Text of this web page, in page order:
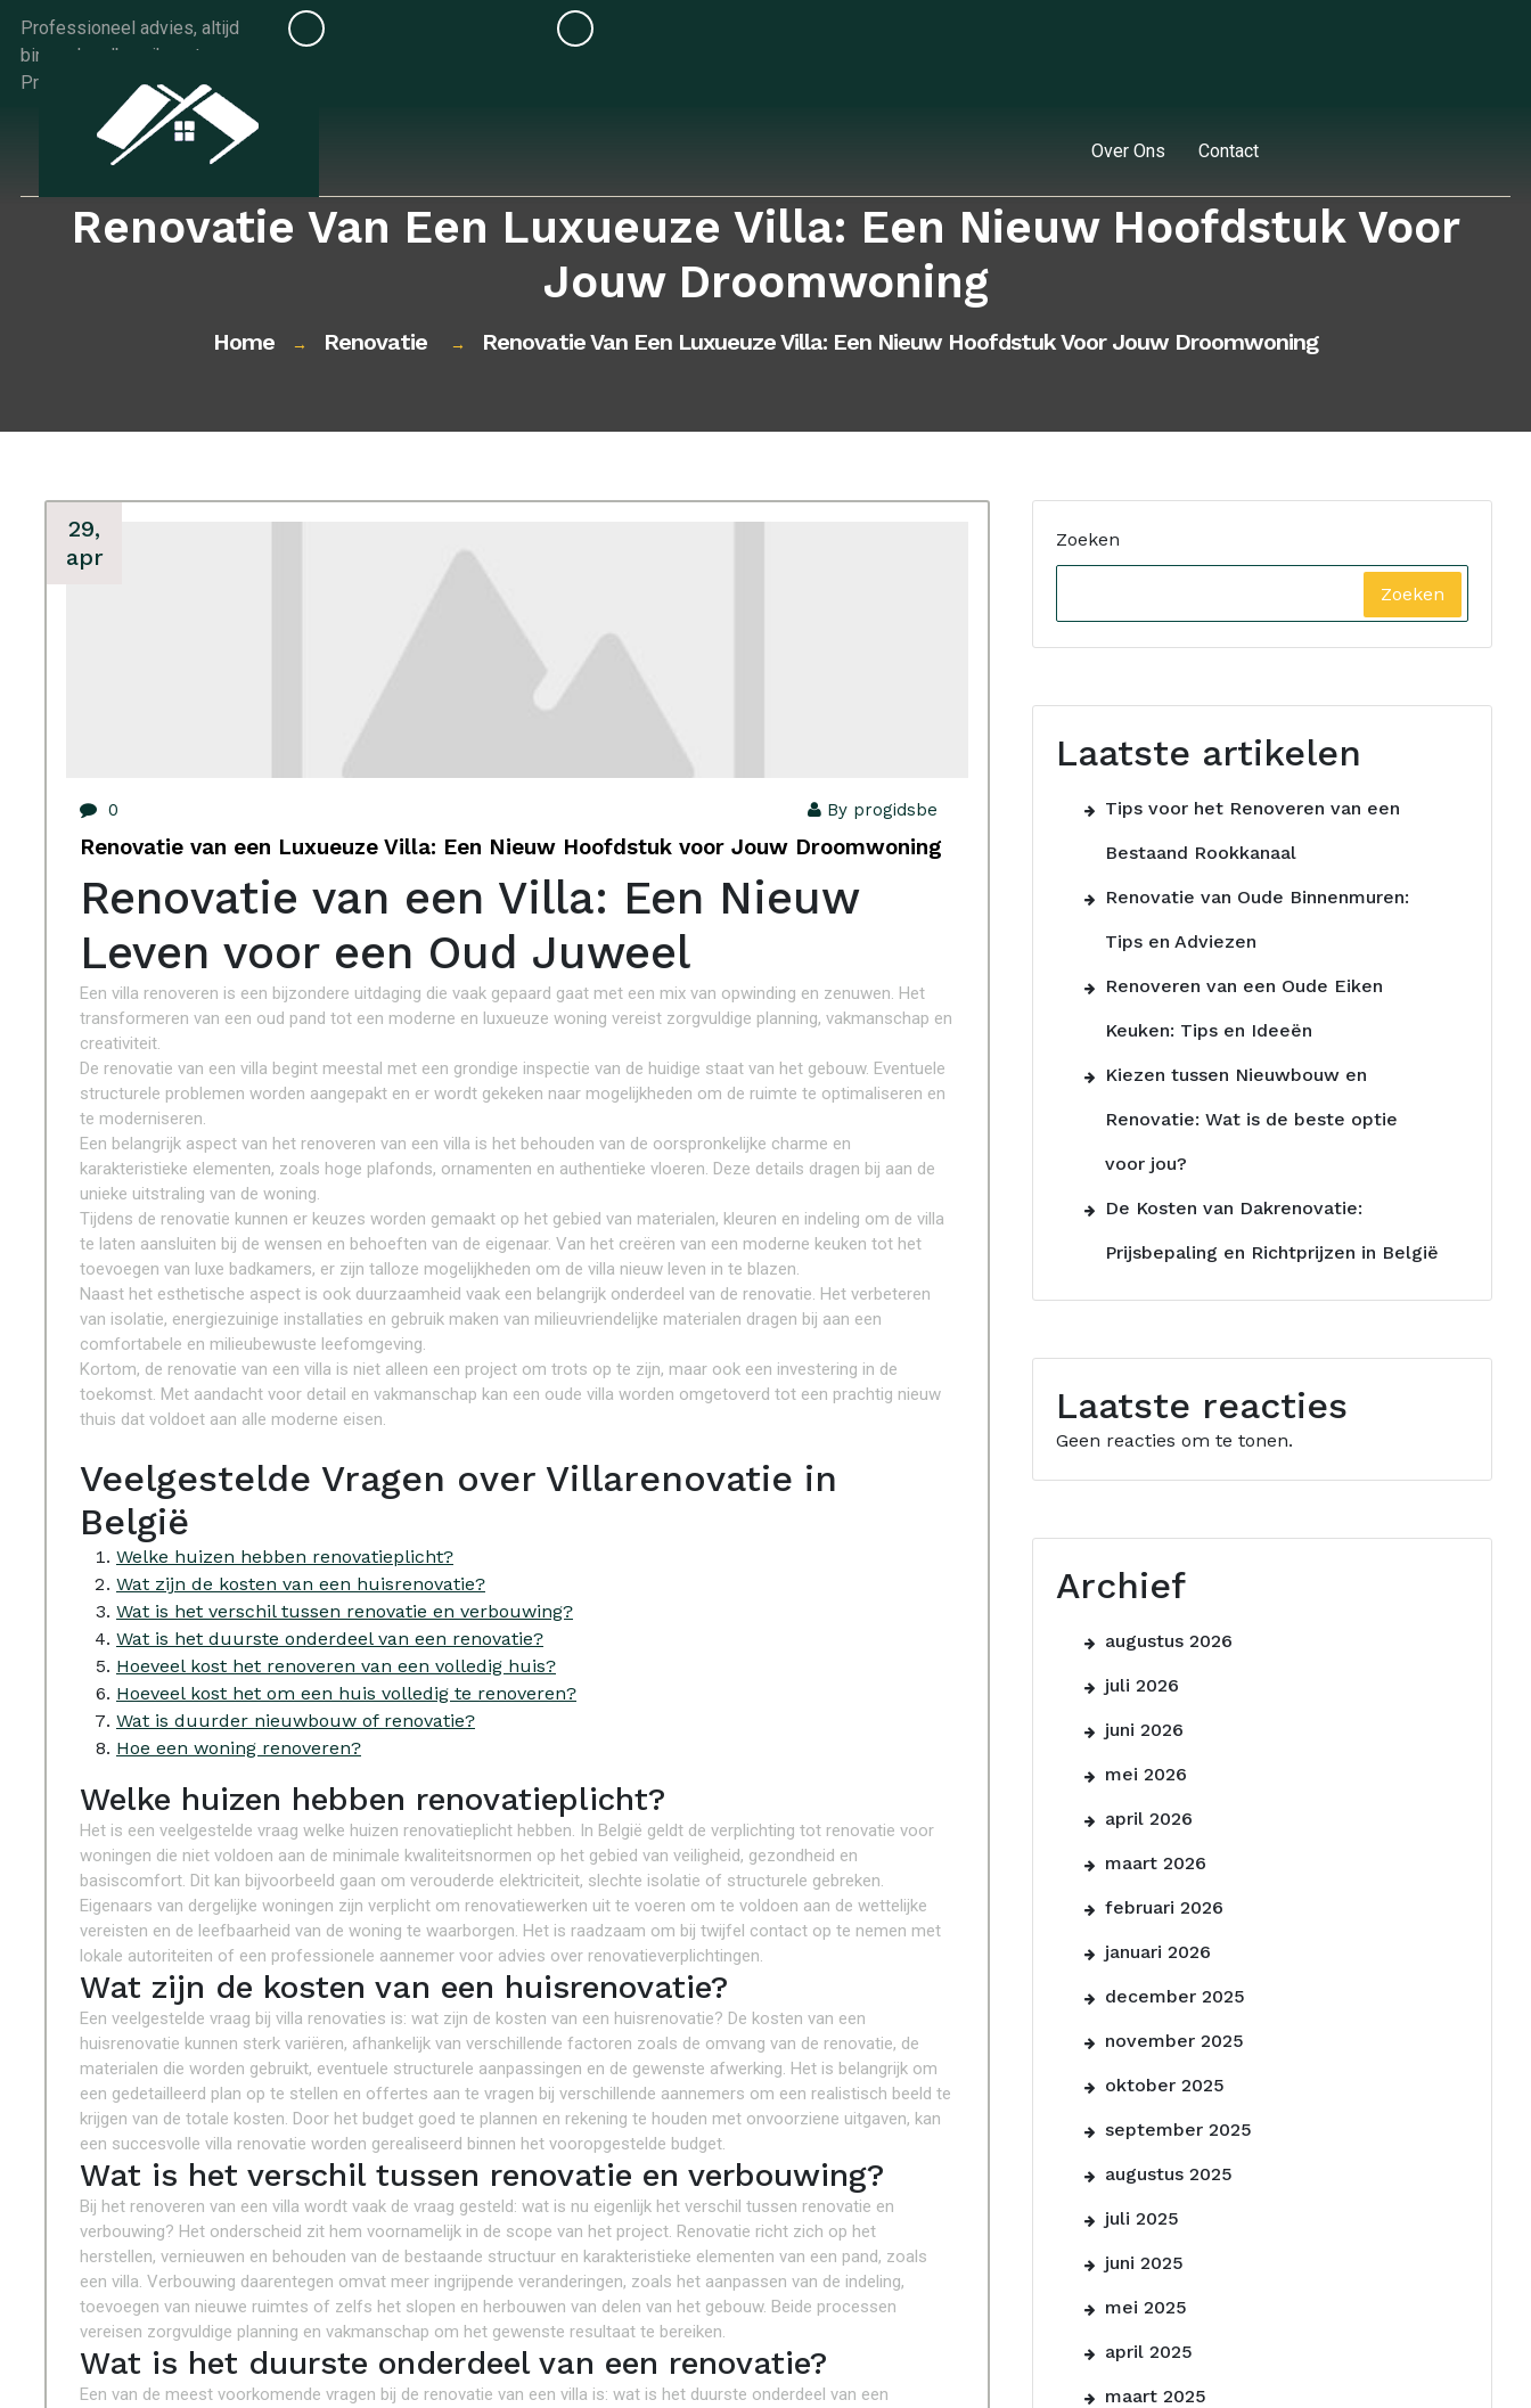
content
Professioneel advies, altijd
binnen handbereik met
Progids.be
Over Ons Contact
Renovatie Van Een Luxueuze Villa: Een Nieuw Hoofdstuk Voor
Jouw Droomwoning
Home → Renovatie → Renovatie Van Een Luxueuze Villa: Een Nieuw Hoofdstuk Voor Jouw Droomwoning
29,
apr
0 By progidsbe
Renovatie van een Luxueuze Villa: Een Nieuw Hoofdstuk voor Jouw Droomwoning
Renovatie van een Villa: Een Nieuw
Leven voor een Oud Juweel
Een villa renoveren is een bijzondere uitdaging die vaak gepaard gaat met een mix van opwinding en zenuwen. Het
transformeren van een oud pand tot een moderne en luxueuze woning vereist zorgvuldige planning, vakmanschap en
creativiteit.
De renovatie van een villa begint meestal met een grondige inspectie van de huidige staat van het gebouw. Eventuele
structurele problemen worden aangepakt en er wordt gekeken naar mogelijkheden om de ruimte te optimaliseren en
te moderniseren.
Een belangrijk aspect van het renoveren van een villa is het behouden van de oorspronkelijke charme en
karakteristieke elementen, zoals hoge plafonds, ornamenten en authentieke vloeren. Deze details dragen bij aan de
unieke uitstraling van de woning.
Tijdens de renovatie kunnen er keuzes worden gemaakt op het gebied van materialen, kleuren en indeling om de villa
te laten aansluiten bij de wensen en behoeften van de eigenaar. Van het creëren van een moderne keuken tot het
toevoegen van luxe badkamers, er zijn talloze mogelijkheden om de villa nieuw leven in te blazen.
Naast het esthetische aspect is ook duurzaamheid vaak een belangrijk onderdeel van de renovatie. Het verbeteren
van isolatie, energiezuinige installaties en gebruik maken van milieuvriendelijke materialen dragen bij aan een
comfortabele en milieubewuste leefomgeving.
Kortom, de renovatie van een villa is niet alleen een project om trots op te zijn, maar ook een investering in de
toekomst. Met aandacht voor detail en vakmanschap kan een oude villa worden omgetoverd tot een prachtig nieuw
thuis dat voldoet aan alle moderne eisen.
Veelgestelde Vragen over Villarenovatie in
België
Welke huizen hebben renovatieplicht?
Wat zijn de kosten van een huisrenovatie?
Wat is het verschil tussen renovatie en verbouwing?
Wat is het duurste onderdeel van een renovatie?
Hoeveel kost het renoveren van een volledig huis?
Hoeveel kost het om een huis volledig te renoveren?
Wat is duurder nieuwbouw of renovatie?
Hoe een woning renoveren?
Welke huizen hebben renovatieplicht?
Het is een veelgestelde vraag welke huizen renovatieplicht hebben. In België geldt de verplichting tot renovatie voor
woningen die niet voldoen aan de minimale kwaliteitsnormen op het gebied van veiligheid, gezondheid en
basiscomfort. Dit kan bijvoorbeeld gaan om verouderde elektriciteit, slechte isolatie of structurele gebreken.
Eigenaars van dergelijke woningen zijn verplicht om renovatiewerken uit te voeren om te voldoen aan de wettelijke
vereisten en de leefbaarheid van de woning te waarborgen. Het is raadzaam om bij twijfel contact op te nemen met
lokale autoriteiten of een professionele aannemer voor advies over renovatieverplichtingen.
Wat zijn de kosten van een huisrenovatie?
Een veelgestelde vraag bij villa renovaties is: wat zijn de kosten van een huisrenovatie? De kosten van een
huisrenovatie kunnen sterk variëren, afhankelijk van verschillende factoren zoals de omvang van de renovatie, de
materialen die worden gebruikt, eventuele structurele aanpassingen en de gewenste afwerking. Het is belangrijk om
een gedetailleerd plan op te stellen en offertes aan te vragen bij verschillende aannemers om een realistisch beeld te
krijgen van de totale kosten. Door het budget goed te plannen en rekening te houden met onvoorziene uitgaven, kan
een succesvolle villa renovatie worden gerealiseerd binnen het vooropgestelde budget.
Wat is het verschil tussen renovatie en verbouwing?
Bij het renoveren van een villa wordt vaak de vraag gesteld: wat is nu eigenlijk het verschil tussen renovatie en
verbouwing? Het onderscheid zit hem voornamelijk in de scope van het project. Renovatie richt zich op het
herstellen, vernieuwen en behouden van de bestaande structuur en karakteristieke elementen van een pand, zoals
een villa. Verbouwing daarentegen omvat meer ingrijpende veranderingen, zoals het aanpassen van de indeling,
toevoegen van nieuwe ruimtes of zelfs het slopen en herbouwen van delen van het gebouw. Beide processen
vereisen zorgvuldige planning en vakmanschap om het gewenste resultaat te bereiken.
Wat is het duurste onderdeel van een renovatie?
Een van de meest voorkomende vragen bij de renovatie van een villa is: wat is het duurste onderdeel van een
Zoeken
Zoeken
Laatste artikelen
Tips voor het Renoveren van een
Bestaand Rookkanaal
Renovatie van Oude Binnenmuren:
Tips en Adviezen
Renoveren van een Oude Eiken
Keuken: Tips en Ideeën
Kiezen tussen Nieuwbouw en
Renovatie: Wat is de beste optie
voor jou?
De Kosten van Dakrenovatie:
Prijsbepaling en Richtprijzen in België
Laatste reacties
Geen reacties om te tonen.
Archief
augustus 2026
juli 2026
juni 2026
mei 2026
april 2026
maart 2026
februari 2026
januari 2026
december 2025
november 2025
oktober 2025
september 2025
augustus 2025
juli 2025
juni 2025
mei 2025
april 2025
maart 2025